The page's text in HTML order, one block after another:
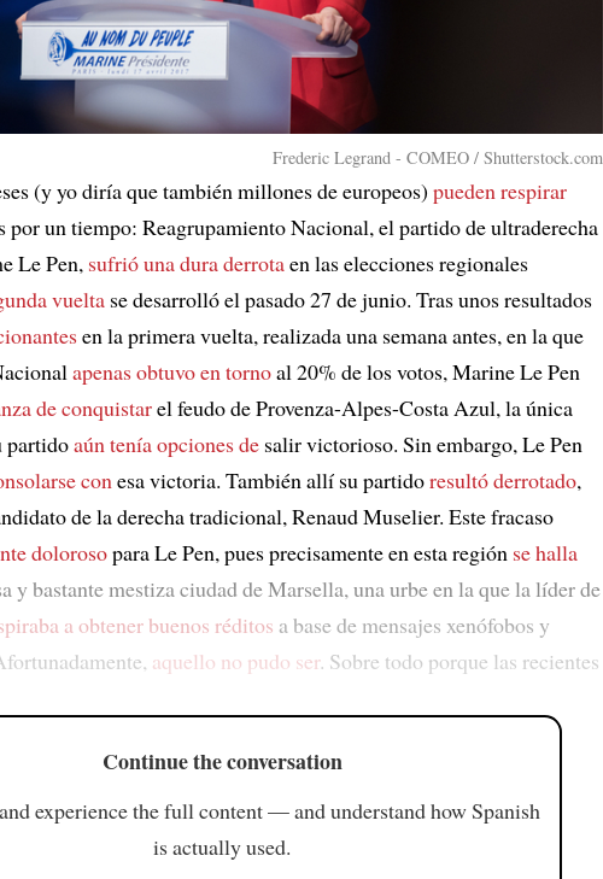
Frederic Legrand - COMEO / Shutterstock.com
(y yo diría que también millones de europeos) pueden respirar
por un tiempo: Reagrupamiento Nacional, el partido de ultraderecha
Le Pen, sufrió una dura derrotaen las elecciones regionales
vuelta se desarrolló el pasado 27 de junio. Tras unos resultados
en la primera vuelta, realizada una semana antes, en la que
apenas obtuvo en tornoal 20% de los votos, Marine Le Pen
de conquistarel feudo de Provenza-Alpes-Costa Azul, la única
partidoaún tenía opciones de salir victorioso. Sin embargo, Le Pen
con esa victoria. También allí su partidoresultó derrotado,
de la derecha tradicional, Renaud Muselier. Este fracaso
dolorosopara Le Pen, pues precisamente en esta región se halla
y bastante mestiza ciudad de Marsella, una urbe en la que la líder de
a obtener buenos réditos a base de mensajes xenófobos y
aquello no pudo ser. Sobre todo porque las recientes
Continue the conversation
experience the full content — and understand how Spanish
is actually used.